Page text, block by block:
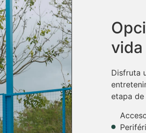
vida
Disfruta
etapa de